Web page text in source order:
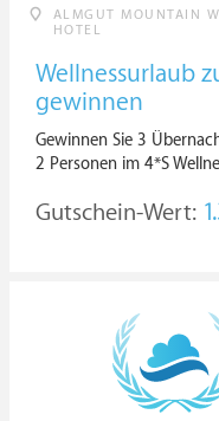
ALMGUT MOUNTAIN
HOTEL
Wellnessurlaub
gewinnen
Gewinnen Sie 3
2 Personen im 4*S
Gutschein-Wert: